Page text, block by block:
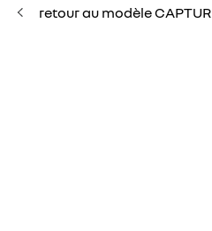
retour au modèle CAPTUR